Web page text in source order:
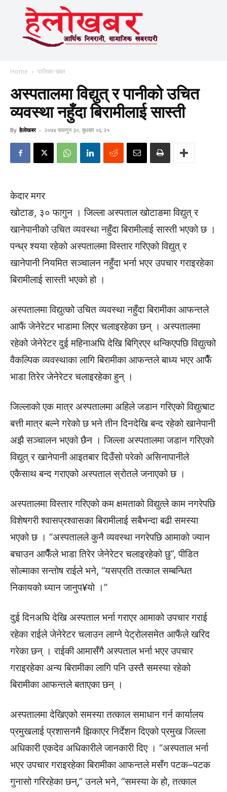
Home पालिका खबर
अस्पतालमा विद्युत् र पानीको उचित
व्यवस्था नहुँदा बिरामीलाई सास्ती
By हेलाेखबर - २०७४ फाल्गुन ३०, बुधबार ०६:२५
केदार मगर
खोटाङ, ३० फागुन । जिल्ला अस्पताल खोटाङमा विद्युत् र
खानेपानीको उचित व्यवस्था नहुँदा बिरामीलाई सास्ती भएको छ ।
पन्ध्र श्यया रहेको अस्पतालमा विस्तार गरिएको विद्युत् र
खानेपानी नियमित सञ्चालन नहुँदा भर्ना भएर उपचार गराइरहेका
बिरामीलाई सास्ती भएको हो ।
अस्पतालमा विद्युत्को उचित व्यवस्था नहुँदा बिरामीका आफन्तले
आफैं जेनेरेटर भाडामा लिएर चलाइरहेका छन् । अस्पतालमा
रहेको जेनेरेटर दुई महिनाअघि देखि बिग्रिएर थन्किएपछि विद्युत्को
वैकल्पिक व्यवस्थाका लागि बिरामीका आफन्तले बाध्य भएर आफैँ
भाडा तिरेर जेनेरेटर चलाइरहेका हुन् ।
जिल्लाको एक मात्र अस्पतालमा अहिले जडान गरिएको विद्युत्बाट
बत्ती मात्र बल्ने गरेको छ भने तीन दिनदेखि बन्द रहेको खानेपानी
अझै सञ्चालन भएको छैन । जिल्ला अस्पतालमा जडान गरिएको
विद्युत् र खानेपानी आइतबार दिउँसो परेको असिनापानीले
एकैसाथ बन्द गराएको अस्पताल स्रोतले जनाएको छ ।
अस्पतालमा विस्तार गरिएको कम क्षमताको विद्युत्ले काम नगरेपछि
विशेषगरी श्वासप्रश्वासका बिरामीलाई सबैभन्दा बढी समस्या
भएको छ । “अस्पतालले कुनै व्यवस्था नगरेपछि आमाको ज्यान
बचाउन आफैँले भाडा तिरेर जेनेरेटर चलाइरहेको छु”, पीडित
सोल्माका सन्तोष राईले भने, “यसप्रति तत्काल सम्बन्धित
निकायको ध्यान जानुप¥यो ।”
दुई दिनअघि देखि अस्पताल भर्ना गराएर आमाको उपचार गराई
रहेका राईले जेनेरेटर चलाउन लाग्ने पेट्रोलसमेत आफैंले खरिद
गरेका छन् । राईकी आमासँगै अस्पताल भर्ना भएर उपचार
गराइरहेका अन्य बिरामीका लागि पनि उस्तै समस्या रहेको
बिरामीका आफन्तले बताएका छन् ।
अस्पतालमा देखिएको समस्या तत्काल समाधान गर्न कार्यालय
प्रमुखलाई प्रशासनमै झिकाएर निर्देशन दिएको प्रमुख जिल्ला
अधिकारी एकदेव अधिकारीले जानकारी दिए । “अस्पताल भर्ना
भएर उपचार गराइरहेका बिरामीका आफन्तले मसँग पटक–पटक
गुनासो गरिरहेका छन्,” उनले भने, “समस्या के हो, तत्काल